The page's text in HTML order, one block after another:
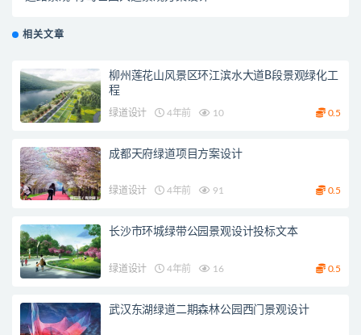
相关文章
柳州莲花山风景区环江滨水大道B段景观绿化工
程
绿道设计 4年前 10 0.5
成都天府绿道项目方案设计
绿道设计 4年前 91 0.5
长沙市环城绿带公园景观设计投标文本
绿道设计 4年前 16 0.5
武汉东湖绿道二期森林公园西门景观设计